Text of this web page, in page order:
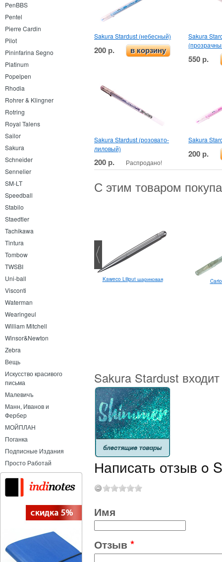
PenBBS
Pentel
Pierre Cardin
Pilot
Pininfarina Segno
Platinum
Popelpen
Rhodia
Rohrer & Klingner
Rotring
Royal Talens
Sailor
Sakura
Schneider
Sennelier
SM-LT
Speedball
Stabilo
Staedtler
Tachikawa
Tintura
Tombow
TWSBI
Uni-ball
Visconti
Waterman
Wearingeul
William Mitchell
Winsor&Newton
Zebra
Вещь
Искусство красивого
письма
Малевичъ
Манн, Иванов и
Фербер
МОЙПЛАН
Поганка
Подписные Издания
Просто Работай
Sakura Stardust (небесный)
200 р. в корзину
Sakura
550 р.
Sakura Stardust (розовато-
лиловый)
200 р. Распродано!
Sakura
200 р.
С этим товаром
Pilot Vball Grip Kaweco Liliput шариковая
Sakura Stardust входит
Написать отзыв o
Имя
Отзыв *